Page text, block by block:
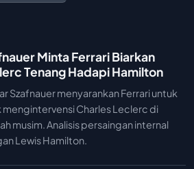
Minta Ferrari Biarkan
Tenang Hadapi Hamilton
Szafnauer menyarankan Ferrari untuk
Charles Leclerc di
musim. Analisis persaingan internal
Lewis Hamilton.